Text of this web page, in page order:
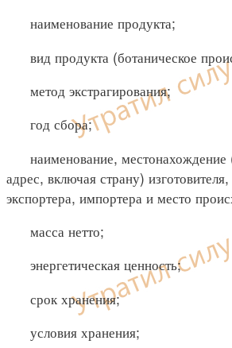
наименование продукта;
вид продукта (ботаническое
метод экстрагирования;
год сбора;
наименование, местонахождение
адрес, включая страну)
экспортера, импортера и место
масса нетто;
энергетическая ценность;
срок хранения;
условия хранения;